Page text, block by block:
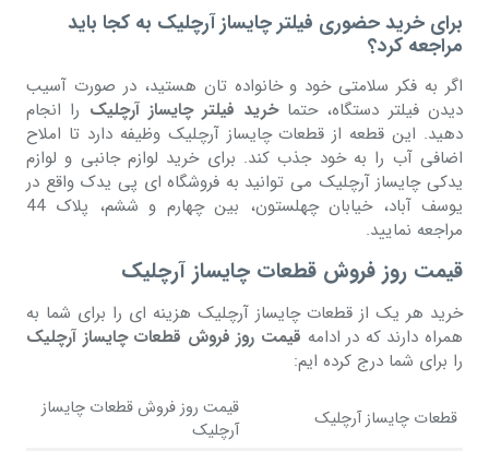
برای خرید حضوری فیلتر چایساز آرچلیک به کجا باید
مراجعه کرد؟
اگر به فکر سلامتی خود و خانواده تان هستید، در صورت آسیب
دیدن فیلتر دستگاه، حتماخرید فیلتر چایساز آرچلیک را انجام
دهید. این قطعه از قطعات چایساز آرچلیک وظیفه دارد تا املاح
اضافی آب را به خود جذب کند. برای خرید لوازم جانبی و لوازم
یدکی چایساز آرچلیک می توانید به فروشگاه ای پی یدک واقع در
یوسف آباد، خیابان چهلستون، بین چهارم و ششم، پلاک 44
مراجعه نمایید.
قیمت روز فروش قطعات چایساز آرچلیک
خرید هر یک از قطعات چایساز آرچلیک هزینه ای را برای شما به
همراه دارند که در ادامه قیمت روز فروش قطعات چایساز آرچلیک
را برای شما درج کرده ایم:
قطعات چایساز آرچلیک
قیمت روز فروش قطعات چایساز
آرچلیک